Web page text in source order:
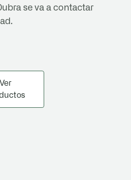
se va a contactar